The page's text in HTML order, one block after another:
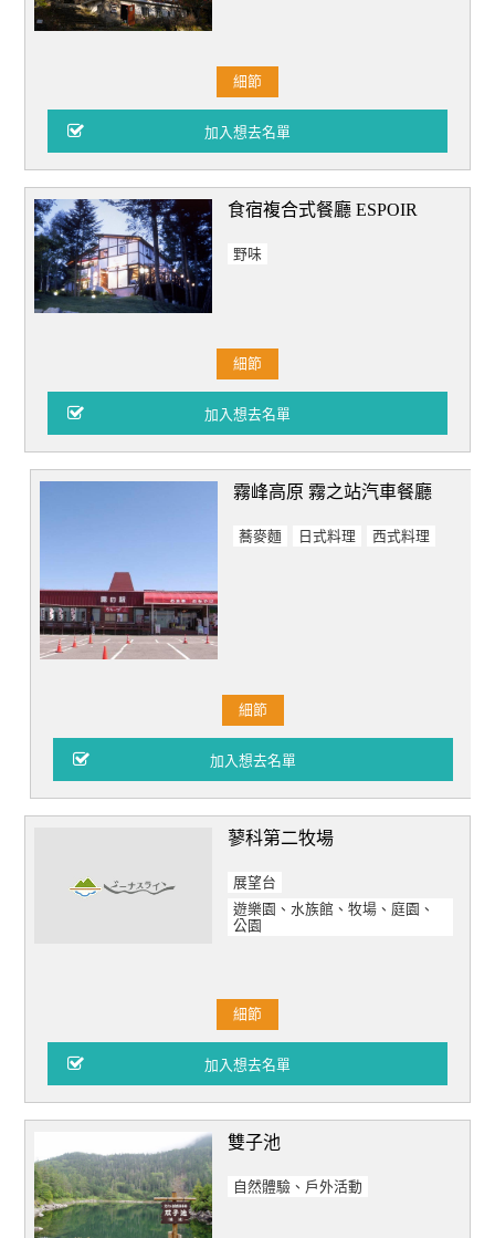
細節
食宿複合式餐廳 ESPOIR
野味
細節
霧峰高原 霧之站汽車餐廳
蕎麥麵 日式料理 西式料理
細節
蓼科第二牧場
展望台
遊樂園、水族館、牧場、庭園、
公園
細節
雙子池
自然體驗、戶外活動